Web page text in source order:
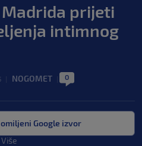
Madrida prijeti
intimnog
NOGOMET 0
omiljeni Google izvor
Više